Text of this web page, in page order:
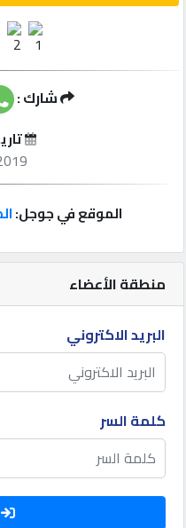
بنا
المنتدى
كيو
كيو
نمبر
منطقة الأعضاء
البريد الاكتروني
كلمة السر
شارك :
الموقع في جوجل: